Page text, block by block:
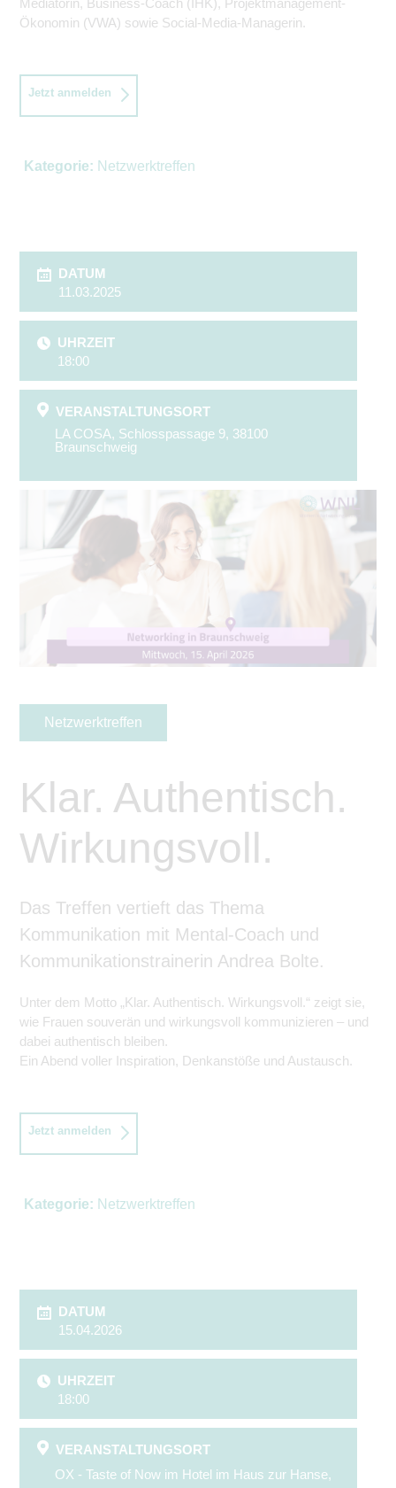
Ökonomin (VWA) sowie Social-Media-Managerin.
Jetzt anmelden
Kategorie: Netzwerktreffen
DATUM
11.03.2025
UHRZEIT
18:00
VERANSTALTUNGSORT
LA COSA, Schlosspassage 9, 38100
Braunschweig
Netzwerktreffen
Klar. Authentisch.
Wirkungsvoll.
Das Treffen vertieft das Thema
Kommunikation mit Mental-Coach und
Kommunikationstrainerin Andrea Bolte.
Unter dem Motto „Klar. Authentisch. Wirkungsvoll.“ zeigt sie,
wie Frauen souverän und wirkungsvoll kommunizieren – und
dabei authentisch bleiben.
Ein Abend voller Inspiration, Denkanstöße und Austausch.
Jetzt anmelden
Kategorie: Netzwerktreffen
DATUM
15.04.2026
UHRZEIT
18:00
VERANSTALTUNGSORT
OX - Taste of Now im Hotel im Haus zur Hanse,